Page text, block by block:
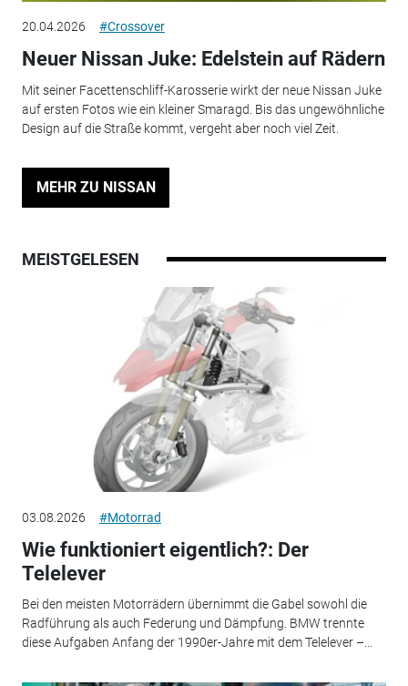
20.04.2026 #Crossover
Neuer Nissan Juke: Edelstein auf Rädern
Mit seiner Facettenschliff-Karosserie wirkt der neue Nissan Juke
auf ersten Fotos wie ein kleiner Smaragd. Bis das ungewöhnliche
Design auf die Straße kommt, vergeht aber noch viel Zeit.
MEHR ZU NISSAN
MEISTGELESEN
03.08.2026 #Motorrad
Wie funktioniert eigentlich?: Der
Telelever
Bei den meisten Motorrädern übernimmt die Gabel sowohl die
Radführung als auch Federung und Dämpfung. BMW trennte
diese Aufgaben Anfang der 1990er-Jahre mit dem Telelever –...